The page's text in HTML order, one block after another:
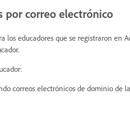
por correo electrónico
los educadores que se registraron en
correos electrónicos de dominio de